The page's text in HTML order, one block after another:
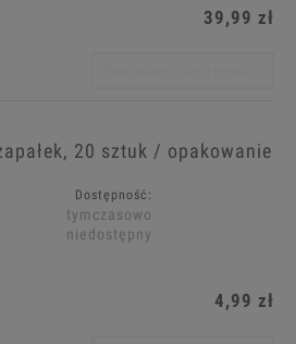
39,99 zł
20 sztuk / opakowanie
Dostępność:
tymczasowo
niedostępny
4,99 zł